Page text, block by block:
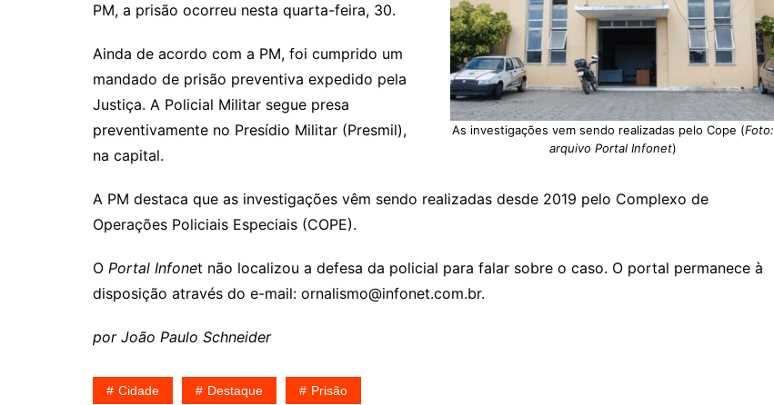
As investigações vem sendo realizadas pelo Cope (Foto:
arquivo Portal Infonet)
PM, a prisão ocorreu nesta quarta-feira, 30.
Ainda de acordo com a PM, foi cumprido um
mandado de prisão preventiva expedido pela
Justiça. A Policial Militar segue presa
preventivamente no Presídio Militar (Presmil),
na capital.
A PM destaca que as investigações vêm sendo realizadas desde 2019 pelo Complexo de
Operações Policiais Especiais (COPE).
O Portal Infonet não localizou a defesa da policial para falar sobre o caso. O portal permanece à
disposição através do e-mail: ornalismo@infonet.com.br.
por João Paulo Schneider
Cidade Destaque Prisão